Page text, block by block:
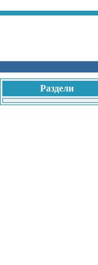
Раздели